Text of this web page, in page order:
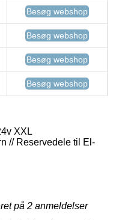
Besøg webshop
Besøg webshop
Besøg webshop
Besøg webshop
XXL
// Reservedele til El-
på 2 anmeldelser